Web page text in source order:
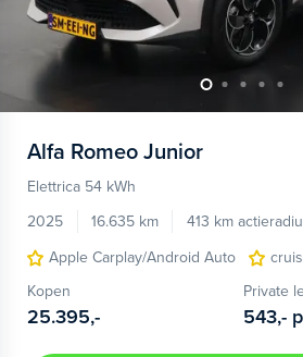
Alfa Romeo Junior
Elettrica 54 kWh
2025
16.635 km 413 km
Apple Carplay/Android Auto
Kopen
25.395,-
Private
543,-